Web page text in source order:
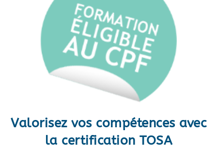
Valorisez vos compétences avec
la certification TOSA